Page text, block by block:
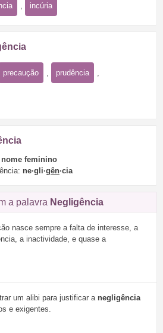
incúria
precaução , prudência ,
nome feminino
ne·gli·gên·cia
a palavra Negligência
nasce sempre a falta de interesse, a
a inactividade, e quase a
um alibi para justificar a negligência
e exigentes.